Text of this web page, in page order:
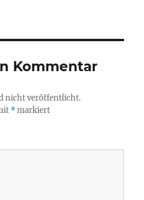
Kommentar
nicht veröffentlicht.
*markiert